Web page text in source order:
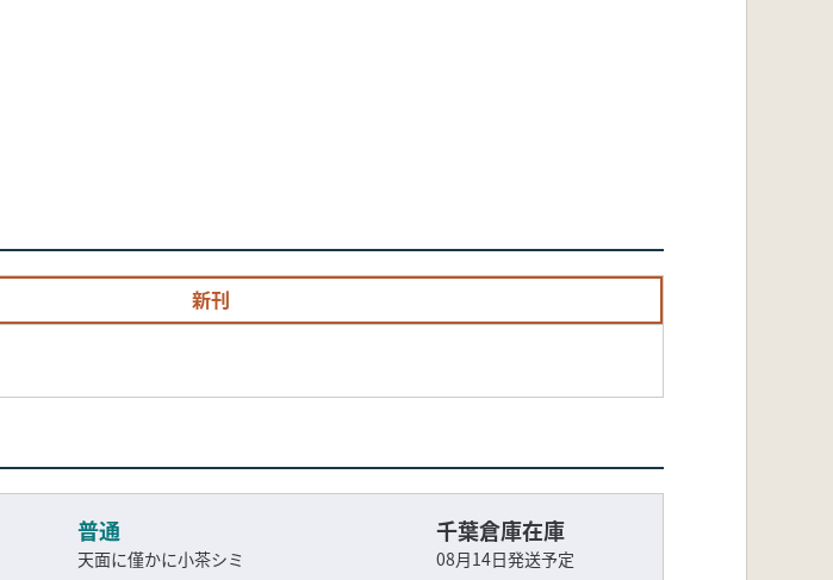
新刊
普通
天面に僅かに小茶シミ
千葉倉庫在庫
08月14日発送予定